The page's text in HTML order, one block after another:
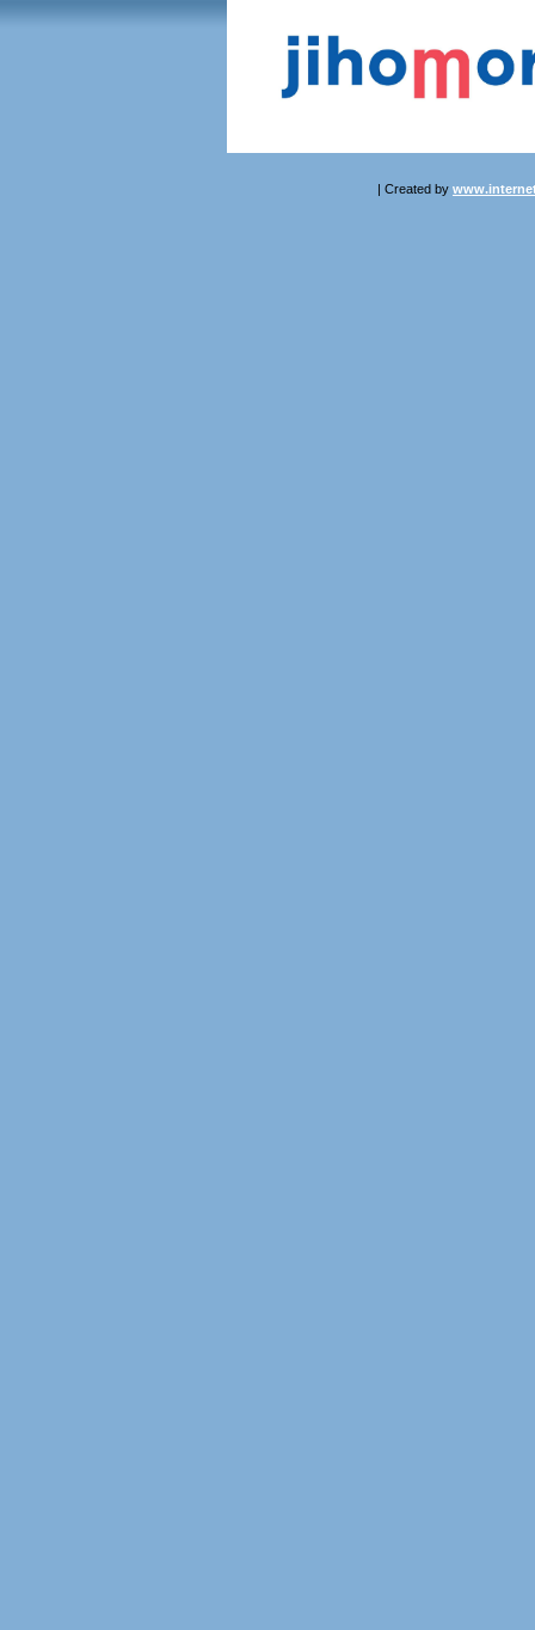
| Created by